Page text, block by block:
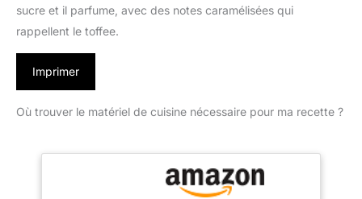
sucre et il parfume, avec des notes caramélisées qui
rappellent le toffee.
Imprimer
Où trouver le matériel de cuisine nécessaire pour ma recette ?